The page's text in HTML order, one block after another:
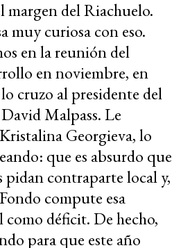
margen del Riachuelo.
muy curiosa con eso.
en la reunión del
en noviembre, en
cruzo al presidente del
Malpass. Le
Georgieva, lo
que es absurdo que
contraparte local y,
compute esa
déficit. De hecho,
para que este año